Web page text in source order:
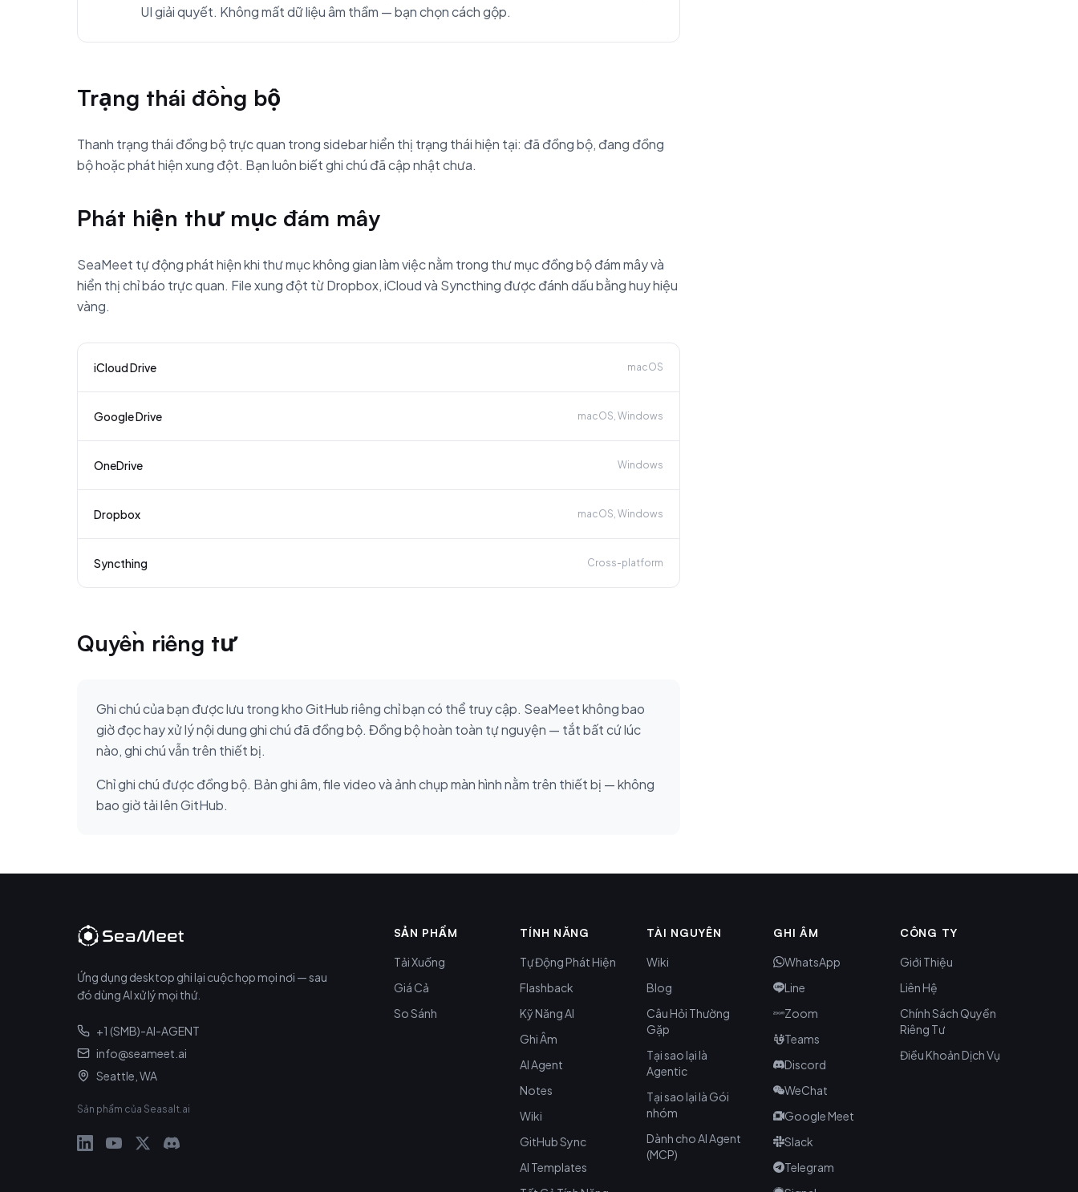
UI giải quyết. Không mất dữ liệu âm thầm — bạn chọn cách gộp.
Trạng thái đồng bộ
Thanh trạng thái đồng bộ trực quan trong sidebar hiển thị trạng thái hiện tại: đã đồng bộ, đang đồng
bộ hoặc phát hiện xung đột. Bạn luôn biết ghi chú đã cập nhật chưa.
Phát hiện thư mục đám mây
SeaMeet tự động phát hiện khi thư mục không gian làm việc nằm trong thư mục đồng bộ đám mây và
hiển thị chỉ báo trực quan. File xung đột từ Dropbox, iCloud và Syncthing được đánh dấu bằng huy hiệu
vàng.
iCloud Drive macOS
Google Drive macOS, Windows
OneDrive Windows
Dropbox macOS, Windows
Syncthing Cross-platform
Quyền riêng tư
Ghi chú của bạn được lưu trong kho GitHub riêng chỉ bạn có thể truy cập. SeaMeet không bao
giờ đọc hay xử lý nội dung ghi chú đã đồng bộ. Đồng bộ hoàn toàn tự nguyện — tắt bất cứ lúc
nào, ghi chú vẫn trên thiết bị.
Chỉ ghi chú được đồng bộ. Bản ghi âm, file video và ảnh chụp màn hình nằm trên thiết bị — không
bao giờ tải lên GitHub.
Ứng dụng desktop ghi lại cuộc họp mọi nơi — sau
đó dùng AI xử lý mọi thứ.
+1 (SMB)-AI-AGENT
info@seameet.ai
Seattle, WA
Sản phẩm của Seasalt.ai
SẢN PHẨM
Tải Xuống
Giá Cả
So Sánh
TÍNH NĂNG
Tự Động Phát Hiện
Flashback
Kỹ Năng AI
Ghi Âm
AI Agent
Notes
Wiki
GitHub Sync
AI Templates
TÀI NGUYÊN
Wiki
Blog
Câu Hỏi Thường
Gặp
Tại sao lại là
Agentic
Tại sao lại là Gói
nhóm
Dành cho AI Agent
(MCP)
GHI ÂM
WhatsApp
Line
Zoom
Teams
Discord
WeChat
Google Meet
Slack
Telegram
CÔNG TY
Giới Thiệu
Liên Hệ
Chính Sách Quyền
Riêng Tư
Điều Khoản Dịch Vụ